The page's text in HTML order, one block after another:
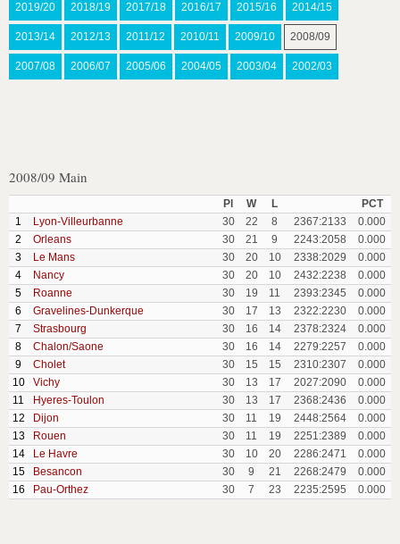
2019/20 2018/19 2017/18 2016/17 2015/16 2014/15
2013/14 2012/13 2011/12 2010/11 2009/10 2008/09
2007/08 2006/07 2005/06 2004/05 2003/04 2002/03
2008/09 Main
Pl W L
PCT
1
Lyon-Villeurbanne 30 22 8 2367:2133
0.000
2
Orleans 30 21 9 2243:2058
0.000
3
Le Mans 30 20 10 2338:2029
0.000
4
Nancy 30 20 10 2432:2238
0.000
5
Roanne 30 19 11 2393:2345
0.000
6
Gravelines-Dunkerque 30 17 13 2322:2230
0.000
7
Strasbourg 30 16 14 2378:2324
0.000
8
Chalon/Saone 30 16 14 2279:2257
0.000
9
Cholet 30 15 15 2310:2307
0.000
10
Vichy 30 13 17 2027:2090
0.000
11
Hyeres-Toulon 30 13 17 2368:2436
0.000
12
Dijon 30 11 19 2448:2564
0.000
13
Rouen 30 11 19 2251:2389
0.000
14
Le Havre 30 10 20 2286:2471
0.000
15
Besancon 30 9 21 2268:2479
0.000
16
Pau-Orthez 30 7 23 2235:2595 0.000